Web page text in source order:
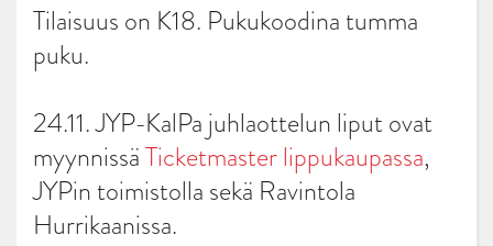
Tilaisuus on K18. Pukukoodina tumma
puku.
24.11. JYP-KalPa juhlaottelun liput ovat
myynnissäTicketmaster lippukaupassa,
JYPin toimistolla sekä Ravintola
Hurrikaanissa.